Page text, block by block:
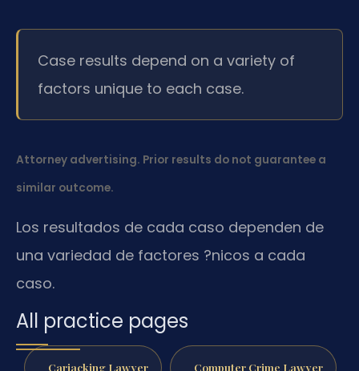
Case results depend on a variety of
factors unique to each case.
Attorney advertising. Prior results do not guarantee a
similar outcome.
Los resultados de cada caso dependen de
una variedad de factores ?nicos a cada
caso.
All practice pages
Carjacking Lawyer Computer Crime Lawyer